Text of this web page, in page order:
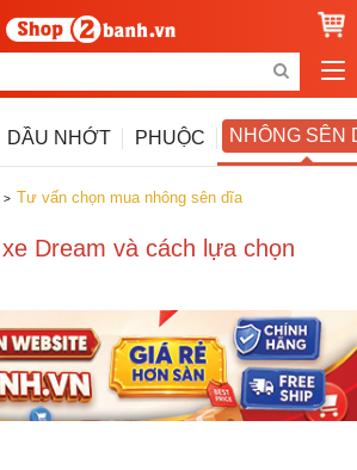
DẦU NHỚT PHUỘC NHÔNG SÊN
Tư vấn chọn mua nhông sên dĩa
Dream và cách lựa chọn